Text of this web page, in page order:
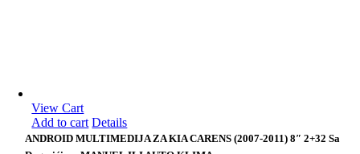
View Cart
Add to cart Details
ANDROID MULTIMEDIJA ZA KIA CARENS (2007-2011) 8″ 2+32 Sa